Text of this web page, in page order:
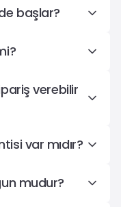
başlar?
verebilir
var mıdır?
mudur?